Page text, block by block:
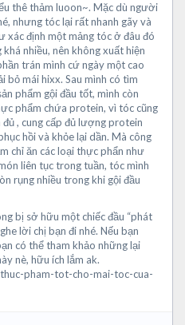
thê thảm luoon~. Mặc dù người
nhưng tóc lại rất nhanh gãy và
xác định một mảng tóc ở đâu đó
khá nhiều, nên không xuất hiện
trán mình cứ ngày một cao
bỏ mái hixx. Sau mình có tìm
phẩm gội đầu tốt, mình còn
phẩm chứa protein, vì tóc cũng
, cung cấp đủ lượng protein
hồi và khỏe lại dần. Mà công
chỉ ăn các loại thực phẩn như
liên tục trong tuần, tóc mình
rụng nhiều trong khi gội đầu
bị sở hữu một chiếc đầu “phát
lời chị bạn đi nhé. Nếu bạn
có thể tham khảo những lại
nè, hữu ích lắm ak.
pham-tot-cho-mai-toc-cua-